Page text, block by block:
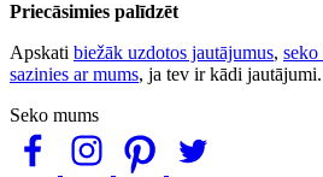
Priecāsimies palīdzēt
Apskati biežāk uzdotos jautājumus, seko
sazinies ar mums, ja tev ir kādi jautājumi.
Seko mums